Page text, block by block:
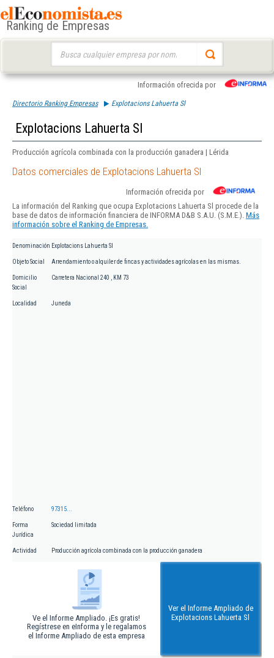
Ranking de Empresas
Información ofrecida por
Directorio Ranking Empresas Explotacions Lahuerta Sl
Explotacions Lahuerta Sl
Producción agrícola combinada con la producción ganadera | Lérida
Datos comerciales de Explotacions Lahuerta Sl
Información ofrecida por
La información del Ranking que ocupa Explotacions Lahuerta Sl procede de la
base de datos de información financiera de INFORMA D&B S.A.U. (S.M.E.). Más
información sobre el Ranking de Empresas.
Denominación Explotacions Lahuerta Sl
Objeto Social Arrendamiento o alquiler de fincas y actividades agrícolas en las mismas.
Domicilio
Social
Carretera Nacional 240 , KM 73
Localidad Juneda
Teléfono 97315...
Forma
Jurídica
Sociedad limitada
Actividad Producción agrícola combinada con la producción ganadera
Ve el Informe Ampliado. ¡Es gratis!
Regístrese en eInforma y le regalamos
el Informe Ampliado de esta empresa
Ver el Informe Ampliado de
Explotacions Lahuerta Sl